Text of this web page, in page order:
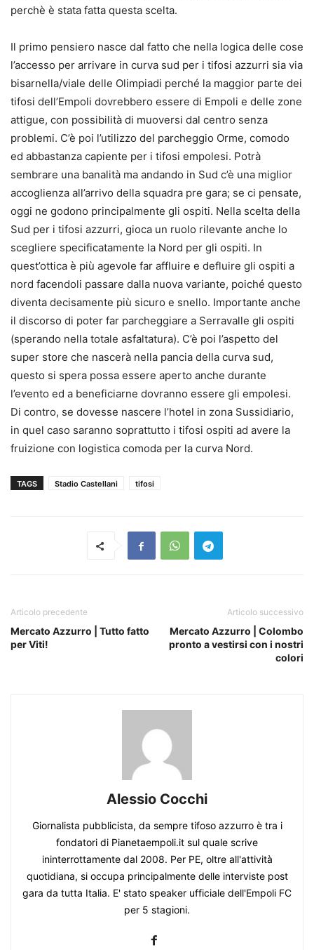
perchè è stata fatta questa scelta.
Il primo pensiero nasce dal fatto che nella logica delle cose
l’accesso per arrivare in curva sud per i tifosi azzurri sia via
bisarnella/viale delle Olimpiadi perché la maggior parte dei
tifosi dell’Empoli dovrebbero essere di Empoli e delle zone
attigue, con possibilità di muoversi dal centro senza
problemi. C’è poi l’utilizzo del parcheggio Orme, comodo
ed abbastanza capiente per i tifosi empolesi. Potrà
sembrare una banalità ma andando in Sud c’è una miglior
accoglienza all’arrivo della squadra pre gara; se ci pensate,
oggi ne godono principalmente gli ospiti. Nella scelta della
Sud per i tifosi azzurri, gioca un ruolo rilevante anche lo
scegliere specificatamente la Nord per gli ospiti. In
quest’ottica è più agevole far affluire e defluire gli ospiti a
nord facendoli passare dalla nuova variante, poiché questo
diventa decisamente più sicuro e snello. Importante anche
il discorso di poter far parcheggiare a Serravalle gli ospiti
(sperando nella totale asfaltatura). C’è poi l’aspetto del
super store che nascerà nella pancia della curva sud,
questo si spera possa essere aperto anche durante
l’evento ed a beneficiarne dovranno essere gli empolesi.
Di contro, se dovesse nascere l’hotel in zona Sussidiario,
in quel caso saranno soprattutto i tifosi ospiti ad avere la
fruizione con logistica comoda per la curva Nord.
TAGS Stadio Castellani tifosi
Articolo precedente
Mercato Azzurro | Tutto fatto
per Viti!
Articolo successivo
Mercato Azzurro | Colombo
pronto a vestirsi con i nostri
colori
Alessio Cocchi
Giornalista pubblicista, da sempre tifoso azzurro è tra i
fondatori di Pianetaempoli.it sul quale scrive
ininterrottamente dal 2008. Per PE, oltre all'attività
quotidiana, si occupa principalmente delle interviste post
gara da tutta Italia. E' stato speaker ufficiale dell'Empoli FC
per 5 stagioni.